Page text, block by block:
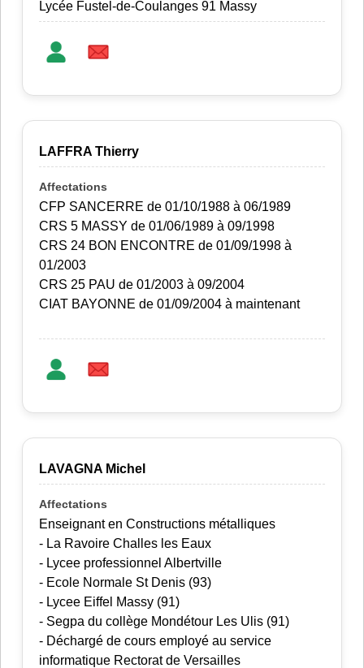
Lycée Fustel-de-Coulanges 91 Massy
LAFFRA Thierry
CFP SANCERRE de 01/10/1988 à 06/1989
CRS 5 MASSY de 01/06/1989 à 09/1998
CRS 24 BON ENCONTRE de 01/09/1998 à
01/2003
CRS 25 PAU de 01/2003 à 09/2004
CIAT BAYONNE de 01/09/2004 à maintenant
LAVAGNA Michel
Enseignant en Constructions métalliques
- La Ravoire Challes les Eaux
- Lycee professionnel Albertville
- Ecole Normale St Denis (93)
- Lycee Eiffel Massy (91)
- Segpa du collège Mondétour Les Ulis (91)
- Déchargé de cours employé au service
informatique Rectorat de Versailles